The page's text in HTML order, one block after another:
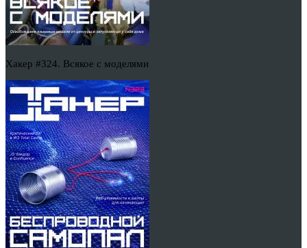
Хакер #324. Всякое с моделями